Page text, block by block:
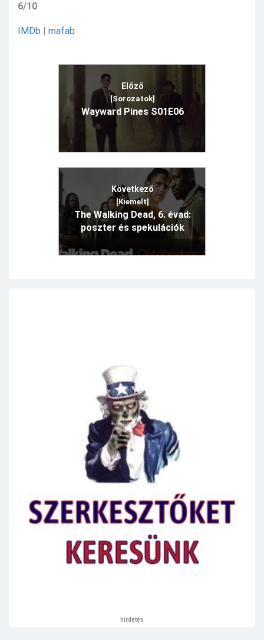
6/10
IMDb mafab
Előző
[Sorozatok]
Wayward Pines S01E06
Következő
[Kiemelt]
The Walking Dead, 6. évad:
poszter és spekulációk
hirdetés